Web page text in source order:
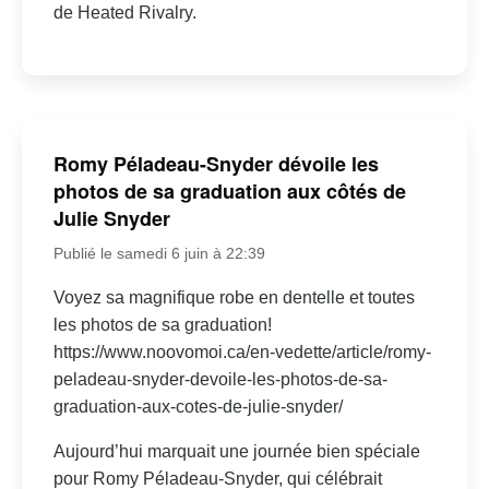
de Heated Rivalry.
Romy Péladeau-Snyder dévoile les
photos de sa graduation aux côtés de
Julie Snyder
Publié le samedi 6 juin à 22:39
Voyez sa magnifique robe en dentelle et toutes
les photos de sa graduation!
https://www.noovomoi.ca/en-vedette/article/romy-
peladeau-snyder-devoile-les-photos-de-sa-
graduation-aux-cotes-de-julie-snyder/
Aujourd’hui marquait une journée bien spéciale
pour Romy Péladeau-Snyder, qui célébrait